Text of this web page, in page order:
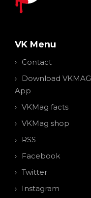
VK Menu
Contact
Download VKMAG
App
VKMag facts
VKMag shop
RSS
Facebook
Twitter
Instagram